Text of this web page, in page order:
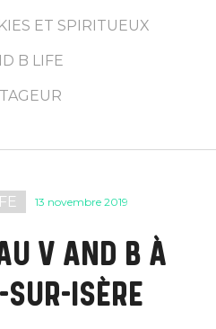
ET SPIRITUEUX
B LIFE
13 novembre 2019
V AND B À
ISÈRE